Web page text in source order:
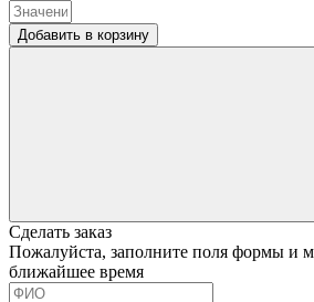
Добавить в корзину
Сделать заказ
Пожалуйста, заполните поля формы и
ближайшее время